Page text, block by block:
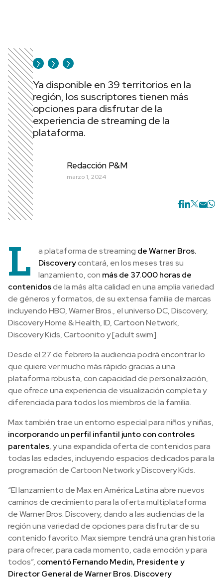
Ya disponible en 39 territorios en la
región, los suscriptores tienen más
opciones para disfrutar de la
experiencia de streaming de la
plataforma.
Redacción P&M
marzo 1, 2024
L a plataforma de streaming de Warner Bros.
Discoverycontará, en los meses tras su
lanzamiento, con más de 37.000 horas de
contenidosde la más alta calidad en una amplia variedad
de géneros y formatos, de su extensa familia de marcas
incluyendo HBO, Warner Bros., el universo DC, Discovery,
Discovery Home & Health, ID, Cartoon Network,
Discovery Kids, Cartoonito y [adult swim].
Desde el 27 de febrero la audiencia podrá encontrar lo
que quiere ver mucho más rápido gracias a una
plataforma robusta, con capacidad de personalización,
que ofrece una experiencia de visualización completa y
diferenciada para todos los miembros de la familia.
Max también trae un entorno especial para niños y niñas,
incorporando un perfil infantil junto con controles
parentales, y una expandida oferta de contenidos para
todas las edades, incluyendo espacios dedicados para la
programación de Cartoon Network y Discovery Kids.
“El lanzamiento de Max en América Latina abre nuevos
caminos de crecimiento para la oferta multiplataforma
de Warner Bros. Discovery, dando a las audiencias de la
región una variedad de opciones para disfrutar de su
contenido favorito. Max siempre tendrá una gran historia
para ofrecer, para cada momento, cada emoción y para
todos”, comentó Fernando Medin, Presidente y
Director General de Warner Bros. Discovery